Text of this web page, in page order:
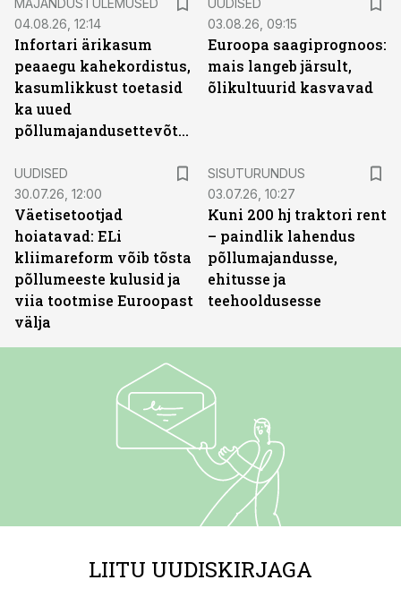
MAJANDUSTULEMUSED
04.08.26, 12:14
Infortari ärikasum
peaaegu kahekordistus,
kasumlikkust toetasid
ka uued
põllumajandusettevõtted
UUDISED
03.08.26, 09:15
Euroopa saagiprognoos:
mais langeb järsult,
õlikultuurid kasvavad
UUDISED
30.07.26, 12:00
Väetisetootjad
hoiatavad: ELi
kliimareform võib tõsta
põllumeeste kulusid ja
viia tootmise Euroopast
välja
SISUTURUNDUS
03.07.26, 10:27
Kuni 200 hj traktori rent
– paindlik lahendus
põllumajandusse,
ehitusse ja
teehooldusesse
LIITU UUDISKIRJAGA